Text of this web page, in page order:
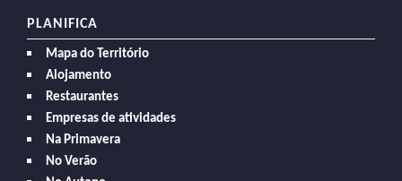
PLANIFICA
Mapa do Território
Alojamento
Restaurantes
Empresas de atividades
Na Primavera
No Verão